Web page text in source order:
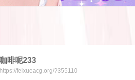
咖啡呢233
https://feixueacg.org/?355110